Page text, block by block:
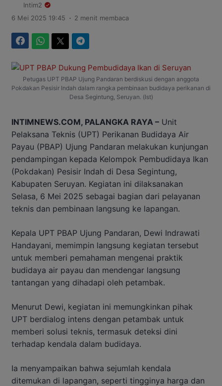
Intim2
6 Mei 2025 19:45 . 2 menit membaca
Petugas UPT PBAP Ujung Pandaran berdiskusi dengan anggota
Pokdakan Pesisir Indah dalam rangka pembinaan budidaya perikanan di
Desa Segintung, Seruyan. (Ist)
INTIMNEWS.COM, PALANGKA RAYA – Unit
Pelaksana Teknis (UPT) Perikanan Budidaya Air
Payau (PBAP) Ujung Pandaran melakukan kunjungan
pendampingan kepada Kelompok Pembudidaya Ikan
(Pokdakan) Pesisir Indah di Desa Segintung,
Kabupaten Seruyan. Kegiatan ini dilaksanakan
Selasa, 6 Mei 2025 sebagai bagian dari pelayanan
teknis dan pembinaan langsung ke lapangan.
Kepala UPT PBAP Ujung Pandaran, Dewi Indrawati
Handayani, memimpin langsung kegiatan tersebut
untuk memberi pemahaman mengenai praktik
budidaya air payau dan mendengar langsung
tantangan yang dihadapi oleh petambak.
Menurut Dewi, kegiatan ini memungkinkan pihak
UPT berdialog intens dengan petambak untuk
memberi solusi teknis, termasuk deteksi dini
terhadap kendala dalam budidaya.
Ia menyampaikan bahwa sejumlah kendala
ditemukan di lapangan, seperti tingginya harga dan